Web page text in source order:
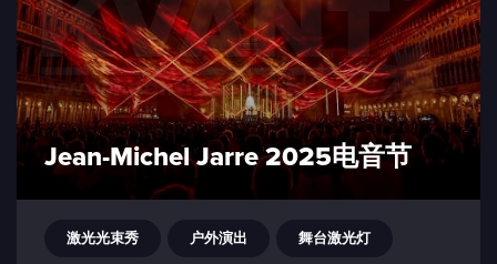
Jean-Michel Jarre 2025电音节
激光光束秀 户外演出 舞台激光灯